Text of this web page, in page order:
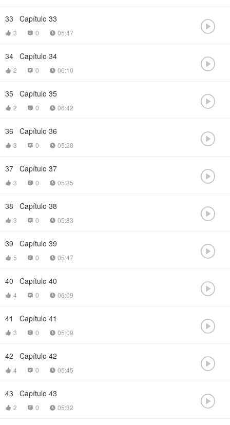
33 Capítulo 33
 3  0  05:47 
34 Capítulo 34
 2  0  06:10 
35 Capítulo 35
 2  0  06:42 
36 Capítulo 36
 3  0  05:28 
37 Capítulo 37
 3  0  05:35 
38 Capítulo 38
 3  0  05:33 
39 Capítulo 39
 5  0  05:47 
40 Capítulo 40
 4  0  06:09 
41 Capítulo 41
 3  0  05:09 
42 Capítulo 42
 4  0  05:45 
43 Capítulo 43
 2  0  05:32 